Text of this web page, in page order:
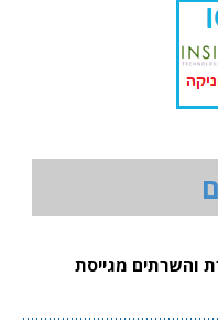
והשרתים מגייסת